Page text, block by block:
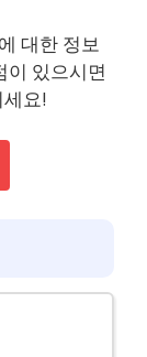
대한 정보
이 있으시면
요!